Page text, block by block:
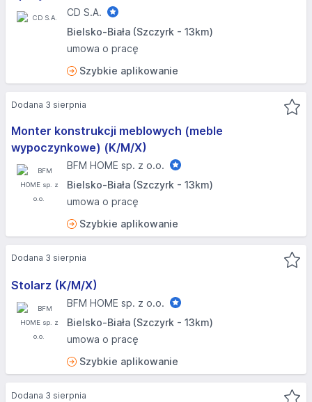
CD S.A.
Bielsko-Biała (Szczyrk - 13km)
umowa o pracę
Szybkie aplikowanie
Monter konstrukcji meblowych (meble
wypoczynkowe) (K/M/X)
BFM HOME sp. z o.o.
Bielsko-Biała (Szczyrk - 13km)
umowa o pracę
Szybkie aplikowanie
Dodana 3 sierpnia
Stolarz (K/M/X)
BFM HOME sp. z o.o.
Bielsko-Biała (Szczyrk - 13km)
umowa o pracę
Szybkie aplikowanie
Dodana 3 sierpnia
Dodana 3 sierpnia